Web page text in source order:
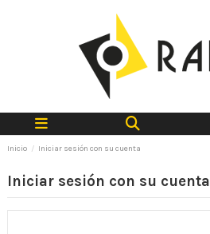
Inicio Iniciar sesión con su cuenta
Iniciar sesión con su cuenta